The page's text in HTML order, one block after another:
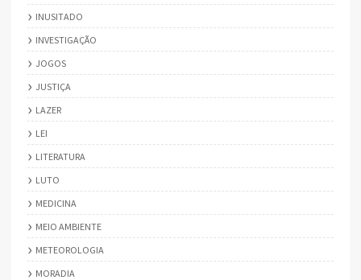
INUSITADO
INVESTIGAÇÃO
JOGOS
JUSTIÇA
LAZER
LEI
LITERATURA
LUTO
MEDICINA
MEIO AMBIENTE
METEOROLOGIA
MORADIA